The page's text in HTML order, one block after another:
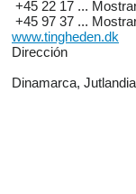
+45 22 17 ...
+45 97 37 ...
www.tingheden.dk
Dirección
Dinamarca,